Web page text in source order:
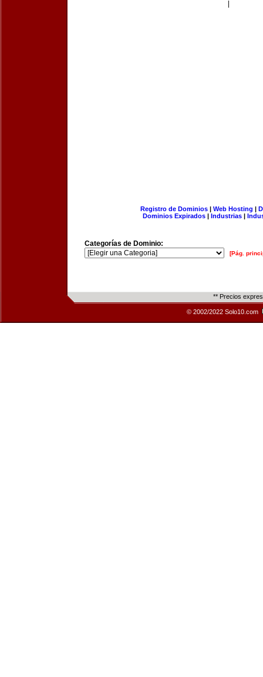
Registro de Dominios| Web Hosting |
Dominios Expirados | Industrias |
Categorías de Dominio:
[Pág.
** Precios
© 2002/2022 Solo10.com